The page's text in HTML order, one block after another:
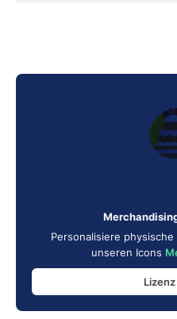
Personalisiere
unseren Icons